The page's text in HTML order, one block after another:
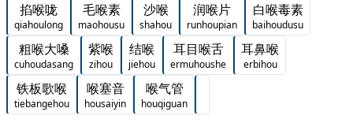
掐喉咙
qiahoulong
毛喉素
maohousu
沙喉
shahou
润喉片
runhoupian
白喉毒素
baihoudusu
粗喉大嗓
cuhoudasang
紫喉
zihou
结喉
jiehou
耳目喉舌
ermuhoushe
耳鼻喉
erbihou
铁板歌喉
tiebangehou
喉塞音
housaiyin
喉气管
houqiguan